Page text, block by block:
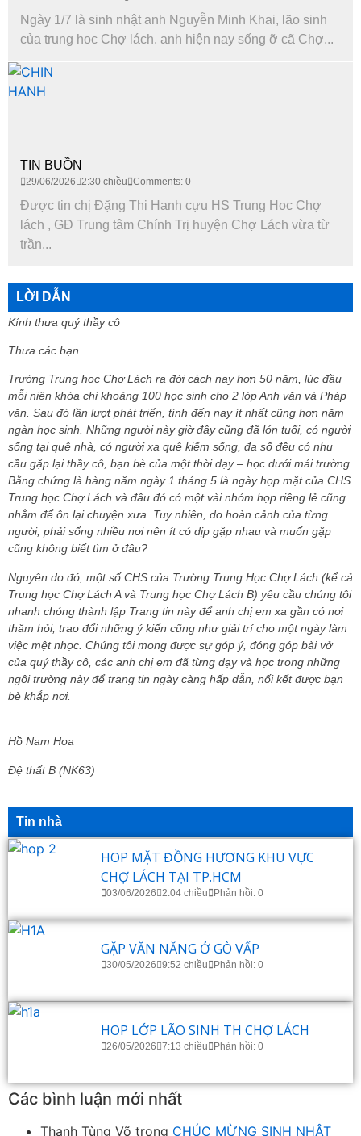
Ngày 1/7 là sinh nhật anh Nguyễn Minh Khai, lão sinh
của trung hoc Chợ lách. anh hiện nay sống ỡ cã Chợ...
TIN BUỒN
29/06/2026 2:30 chiều Comments: 0
Được tin chị Đặng Thi Hanh cựu HS Trung Hoc Chợ
lách , GĐ Trung tâm Chính Trị huyện Chợ Lách vừa từ
trần...
LỜI DẪN
Kính thưa quý thầy cô
Thưa các bạn.
Trường Trung học Chợ Lách ra đời cách nay hơn 50 năm, lúc đầu
mỗi niên khóa chỉ khoảng 100 học sinh cho 2 lớp Anh văn và Pháp
văn. Sau đó lần lượt phát triển, tính đến nay ít nhất cũng hơn năm
ngàn học sinh. Những người này giờ đây cũng đã lớn tuổi, có người
sống tại quê nhà, có người xa quê kiếm sống, đa số đều có nhu
cầu gặp lại thầy cô, bạn bè của một thời dạy – học dưới mái trường.
Bằng chứng là hàng năm ngày 1 tháng 5 là ngày họp mặt của CHS
Trung học Chợ Lách và đâu đó có một vài nhóm họp riêng lẻ cũng
nhằm để ôn lại chuyện xưa. Tuy nhiên, do hoàn cảnh của từng
người, phải sống nhiều nơi nên ít có dịp gặp nhau và muốn gặp
cũng không biết tìm ở đâu?
Nguyên do đó, một số CHS của Trường Trung Học Chợ Lách (kể cả
Trung học Chợ Lách A và Trung học Chợ Lách B) yêu cầu chúng tôi
nhanh chóng thành lập Trang tin này để anh chị em xa gần có nơi
thăm hỏi, trao đổi những ý kiến cũng như giải trí cho một ngày làm
việc mệt nhọc. Chúng tôi mong được sự góp ý, đóng góp bài vở
của quý thầy cô, các anh chị em đã từng dạy và học trong những
ngôi trường này để trang tin ngày càng hấp dẫn, nối kết được bạn
bè khắp nơi.
Hồ Nam Hoa
Đệ thất B (NK63)
Tin nhà
HOP MẶT ĐỒNG HƯƠNG KHU VỰC
CHỢ LÁCH TẠI TP.HCM
03/06/2026 2:04 chiều Phản hồi: 0
GẶP VĂN NĂNG Ở GÒ VẤP
30/05/2026 9:52 chiều Phản hồi: 0
HOP LỚP LÃO SINH TH CHỢ LÁCH
26/05/2026 7:13 chiều Phản hồi: 0
Các bình luận mới nhất
Thanh Tùng Võ trong CHÚC MỪNG SINH NHẬT